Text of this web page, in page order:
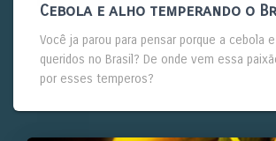
Cebola e alho temperando o
Você ja parou para pensar porque a cebola
queridos no Brasil? De onde vem essa
por esses temperos?